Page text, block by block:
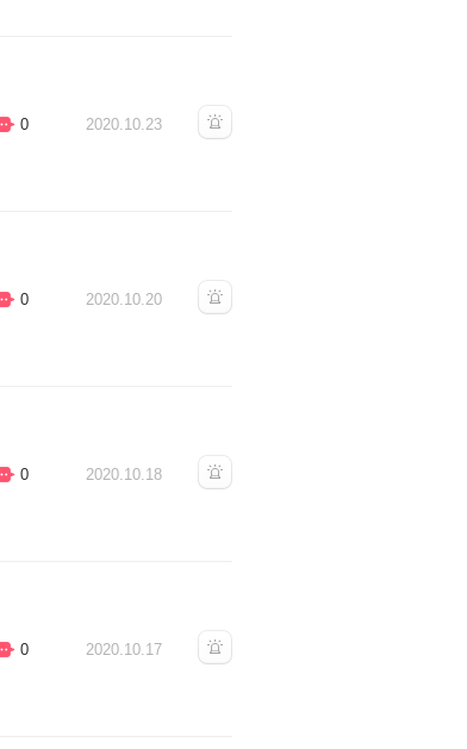
0 2020.10.23
0 2020.10.20
0 2020.10.18
0 2020.10.17